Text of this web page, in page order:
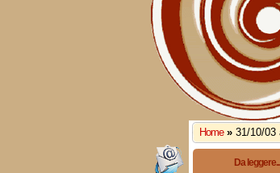
Home » 31/10/03
Da leggere...